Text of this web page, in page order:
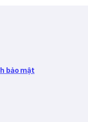
bảo mật